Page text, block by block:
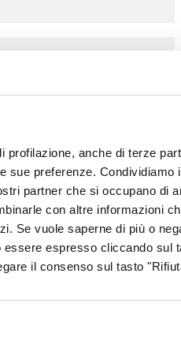
profilazione, anche di terze
sue preferenze.
partner che si occupano di
con altre informazioni
Se vuole saperne di più o
essere espresso cliccando sul
il consenso sul tasto